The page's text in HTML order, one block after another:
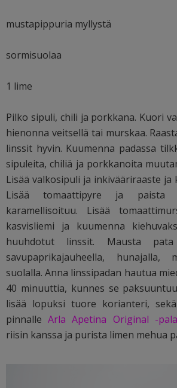
mustapippuria myllystä
sormisuolaa
1 lime
Pilko sipuli, chili ja porkkana. Kuori
hienonna veitsellä tai murskaa.
linssit hyvin. Kuumenna padassa
sipuleita, chiliä ja porkkanoita
Lisää valkosipuli ja inkivääriraaste ja
Lisää tomaattipyre ja
karamellisoituu. Lisää
kasvisliemi ja kuumenna
huuhdotut linssit. Mausta pata
savupaprikajauheella, hunajalla,
suolalla. Anna linssipadan hautua
40 minuuttia, kunnes se
lisää lopuksi tuore korianteri,
pinnalleArla Apetina Original -pala
riisin kanssa ja purista limen mehua